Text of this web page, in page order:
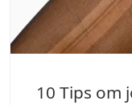
10 Tips om